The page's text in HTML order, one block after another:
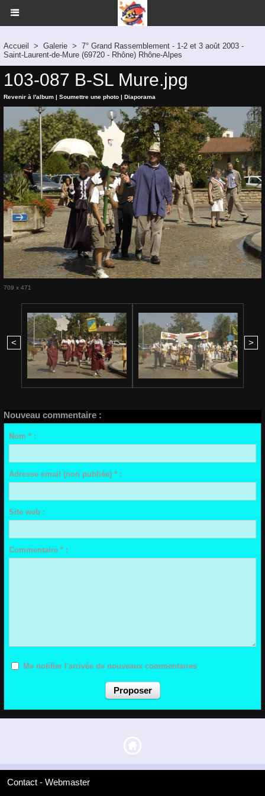
Accueil > Galerie > 7° Grand Rassemblement - 1-2 et 3 août 2003 -
Saint-Laurent-de-Mure (69720 - Rhône) Rhône-Alpes
103-087 B-SL Mure.jpg
Revenir à l'album | Soumettre une photo | Diaporama
709 x 471
< >
Nouveau commentaire :
Nom * :
Adresse email (non publiée) * :
Site web :
Commentaire * :
Me notifier l'arrivée de nouveaux commentaires
Contact - Webmaster